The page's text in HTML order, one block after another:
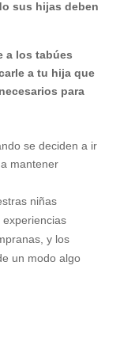
sus hijas deben
a los tabúes
a tu hija que
para
se deciden a ir
mantener
niñas
y los
un modo algo